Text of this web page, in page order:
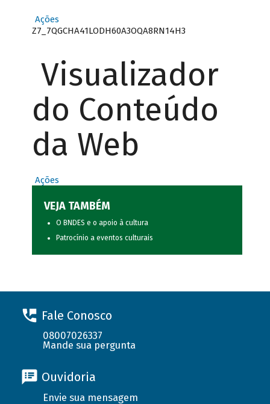
Ações
Z7_7QGCHA41LODH60A3OQA8RN14H3
Visualizador
do Conteúdo
da Web
Ações
VEJA TAMBÉM
O BNDES e o apoio à cultura
Patrocínio a eventos culturais
Fale Conosco
08007026337
Mande sua pergunta
Ouvidoria
Envie sua mensagem